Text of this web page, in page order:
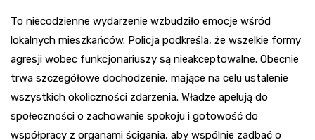
To niecodzienne wydarzenie wzbudziło emocje wśród
lokalnych mieszkańców. Policja podkreśla, że wszelkie formy
agresji wobec funkcjonariuszy są nieakceptowalne. Obecnie
trwa szczegółowe dochodzenie, mające na celu ustalenie
wszystkich okoliczności zdarzenia. Władze apelują do
społeczności o zachowanie spokoju i gotowość do
współpracy z organami ścigania, aby wspólnie zadbać o